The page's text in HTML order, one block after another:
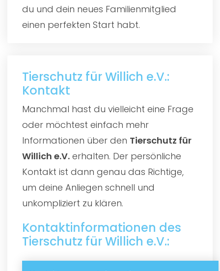
du und dein neues Familienmitglied
einen perfekten Start habt.
Tierschutz für Willich e.V.:
Kontakt
Manchmal hast du vielleicht eine Frage
oder möchtest einfach mehr
Informationen über den Tierschutz für
Willich e.V. erhalten. Der persönliche
Kontakt ist dann genau das Richtige,
um deine Anliegen schnell und
unkompliziert zu klären.
Kontaktinformationen des
Tierschutz für Willich e.V.: